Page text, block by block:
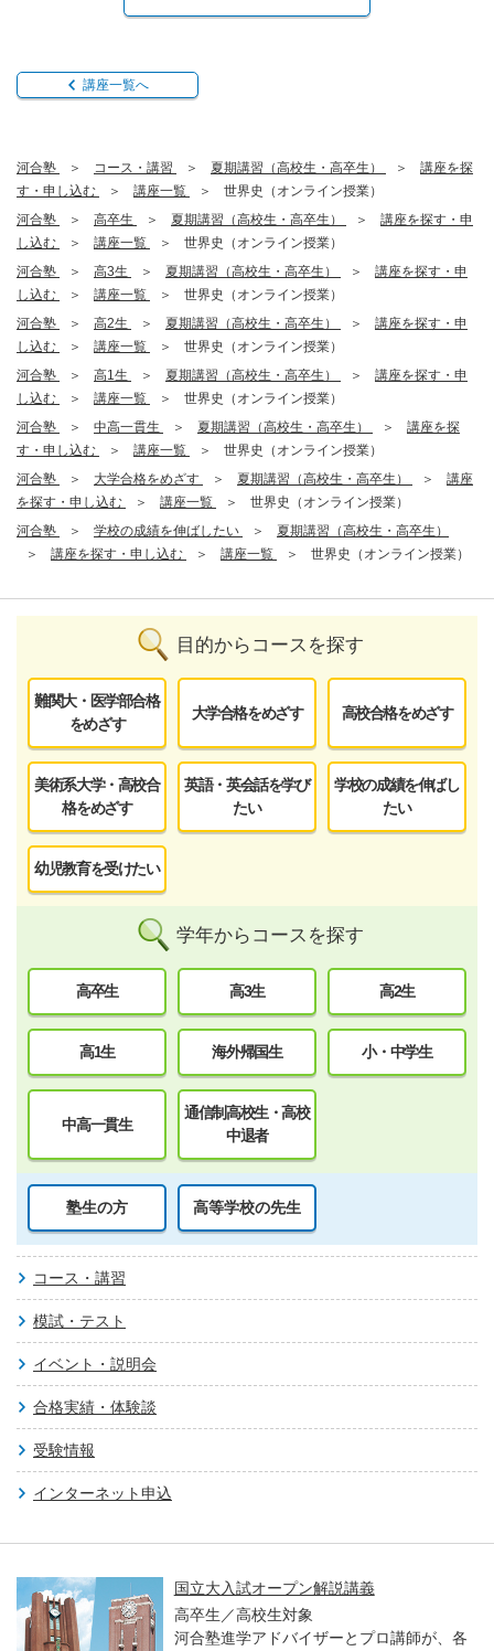
講座一覧へ
河合塾 コース・講習 夏期講習（高校生・高卒生）
講座を探
す・申し込む
講座一覧
世界史（オンライン授業）
河合塾
高卒生 夏期講習（高校生・高卒生）
講座を探す・申
し込む
講座一覧
世界史（オンライン授業）
河合塾
高3生 夏期講習（高校生・高卒生）
講座を探す・申
し込む
講座一覧
世界史（オンライン授業）
河合塾
高2生 夏期講習（高校生・高卒生）
講座を探す・申
し込む
講座一覧
世界史（オンライン授業）
河合塾
高1生 夏期講習（高校生・高卒生）
講座を探す・申
し込む
講座一覧
世界史（オンライン授業）
河合塾
中高一貫生 夏期講習（高校生・高卒生）
講座を探
す・申し込む
講座一覧
世界史（オンライン授業）
河合塾
大学合格をめざす 夏期講習（高校生・高卒生）
講座
を探す・申し込む
講座一覧
世界史（オンライン授業）
河合塾
学校の成績を伸ばしたい
夏期講習（高校生・高卒生）
講座を探す・申し込む
講座一覧 世界史（オンライン授業）
目的からコースを探す
難関大・医学部合格
をめざす
大学合格をめざす 高校合格をめざす
美術系大学・高校合
格をめざす
英語・英会話を学び
たい
学校の成績を伸ばし
たい
幼児教育を受けたい
学年からコースを探す
高卒生 高3生 高2生
高1生 海外帰国生 小・中学生
中高一貫生
通信制高校生・高校
中退者
塾生の方 高等学校の先生
コース・講習
模試・テスト
イベント・説明会
合格実績・体験談
受験情報
インターネット申込
国立大入試オープン解説講義
高卒生／高校生対象
河合塾進学アドバイザーとプロ講師が、各